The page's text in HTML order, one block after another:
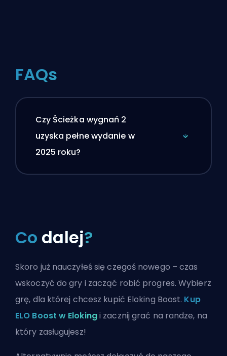
FAQs
Czy Ścieżka wygnań 2
uzyska pełne wydanie w
2025 roku?
Co dalej?
Skoro już nauczyłeś się czegoś nowego – czas
wskoczyć do gry i zacząć robić progres. Wybierz
grę, dla której chcesz kupić Eloking Boost. Kup
ELO Boost w Elokingi zacznij grać na randze, na
który zasługujesz!